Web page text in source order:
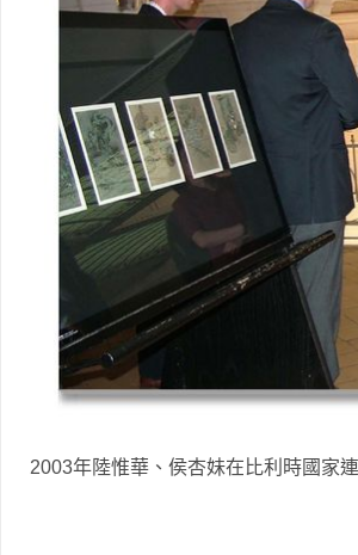
2003年陸惟華、侯杏妹在比利時國家